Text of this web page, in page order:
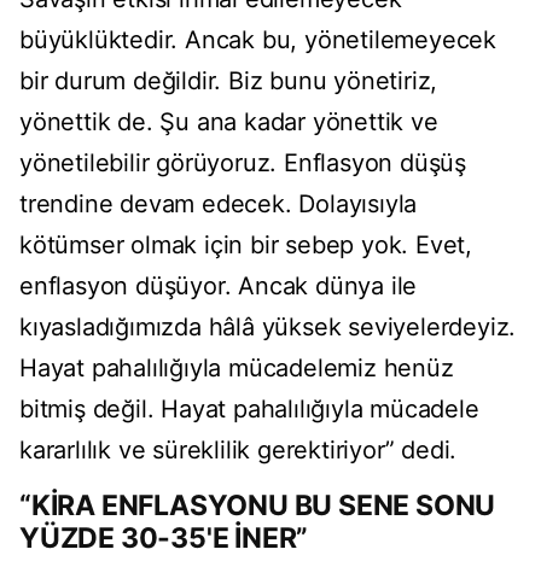
büyüklüktedir. Ancak bu, yönetilemeyecek
bir durum değildir. Biz bunu yönetiriz,
yönettik de. Şu ana kadar yönettik ve
yönetilebilir görüyoruz. Enflasyon düşüş
trendine devam edecek. Dolayısıyla
kötümser olmak için bir sebep yok. Evet,
enflasyon düşüyor. Ancak dünya ile
kıyasladığımızda hâlâ yüksek seviyelerdeyiz.
Hayat pahalılığıyla mücadelemiz henüz
bitmiş değil. Hayat pahalılığıyla mücadele
kararlılık ve süreklilik gerektiriyor” dedi.
“KİRA ENFLASYONU BU SENE SONU
YÜZDE 30-35'E İNER”